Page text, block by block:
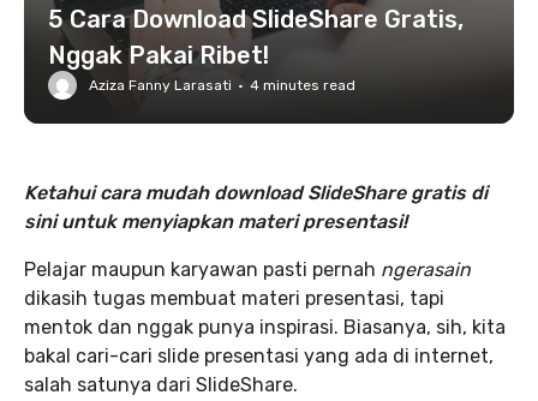
5 Cara Download SlideShare Gratis,
Nggak Pakai Ribet!
Aziza Fanny Larasati · 4 minutes read
Ketahui cara mudah download SlideShare gratis di
sini untuk menyiapkan materi presentasi!
Pelajar maupun karyawan pasti pernah ngerasain
dikasih tugas membuat materi presentasi, tapi
mentok dan nggak punya inspirasi. Biasanya, sih, kita
bakal cari-cari slide presentasi yang ada di internet,
salah satunya dari SlideShare.